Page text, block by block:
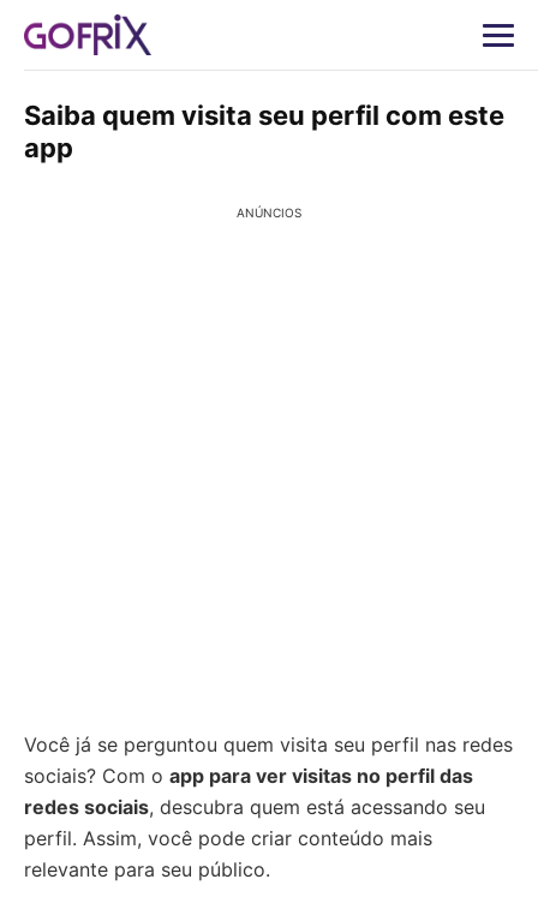
Saiba quem visita seu perfil com este
app
ANÚNCIOS
Você já se perguntou quem visita seu perfil nas redes
sociais? Com o app para ver visitas no perfil das
redes sociais, descubra quem está acessando seu
perfil. Assim, você pode criar conteúdo mais
relevante para seu público.